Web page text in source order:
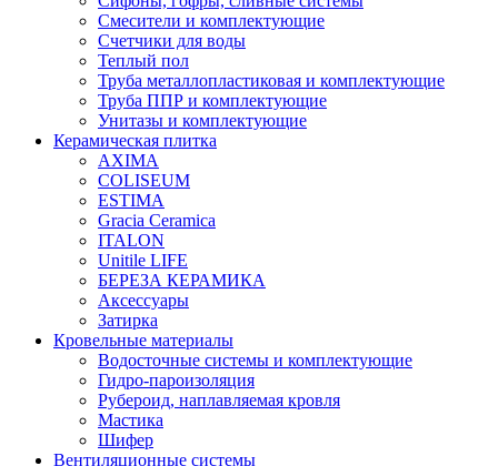
Смесители и комплектующие
Счетчики для воды
Теплый пол
Труба металлопластиковая и комплектующие
Труба ППР и комплектующие
Унитазы и комплектующие
Керамическая плитка
AXIMA
COLISEUM
ESTIMA
Gracia Ceramica
ITALON
Unitile LIFE
БЕРЕЗА КЕРАМИКА
Аксессуары
Затирка
Кровельные материалы
Водосточные системы и комплектующие
Гидро-пароизоляция
Рубероид, наплавляемая кровля
Мастика
Шифер
Вентиляционные системы